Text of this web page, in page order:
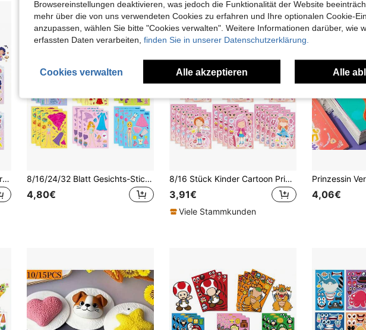
8/16/24/32 Stücke Meerjungfrau-Themen Cartoon Gesichts-Aufkleber, geeignet für DIY Basteleien und Geburtstags-Party Zubehör 8/16/24/32 Blatt Gesichts-Sticker für Kinder, 8 verschiedene Jungen- und Mädchen-Verkleidungs-Sticker für Kindergeburtstags-Party Geschenke und Bastelbedarf
4,80€
8/16 Stück Kinder Cartoon Prinzessin Aufkleber, DIY Verkleidungs Aufkleber für Feiertagsparty Geschenktüten, Füllstoffe, Schulbasteleien, Geburtstagsgeschenke
3,91€
Viele Stammkunden
4,06€
Browsereinstellungen deaktivieren, was jedoch die Funktionalität der Website
mehr über die von uns verwendeten Cookies zu erfahren und Ihre optionalen Cookie-
anzupassen, wählen Sie bitte "Cookies verwalten". Weitere Informationen darüber, wie
erfassten Daten verarbeiten, finden Sie in unserer Datenschutzerklärung.
Cookies verwalten Alle akzeptieren Alle